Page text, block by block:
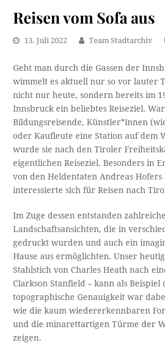
Reisen vom Sofa aus
13. Juli 2022 Team Stadtarchiv
Geht man durch die Gassen der
wimmelt es aktuell nur so vor lauter
nicht nur heute, sondern bereits im
Innsbruck ein beliebtes Reiseziel.
Bildungsreisende, Künstler*innen
oder Kaufleute eine Station auf dem
wurde sie nach den Tiroler
eigentlichen Reiseziel. Besonders in
von den Heldentaten Andreas
interessierte sich für Reisen nach
Im Zuge dessen entstanden
Landschaftsansichten, die in
gedruckt wurden und auch ein
Hause aus ermöglichten. Unser
Stahlstich von Charles Heath nach
Clarkson Stanfield – kann als Beispiel
topographische Genauigkeit war
wie die kaum wiedererkennbaren
und die minarettartigen Türme der
zeigen.